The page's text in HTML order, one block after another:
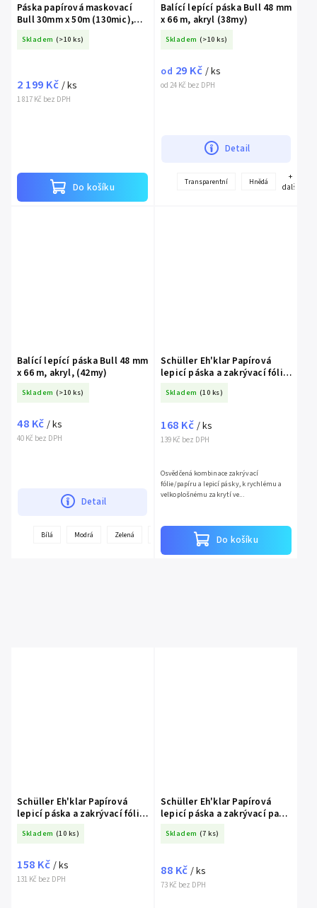
Páska papírová maskovací
Bull 30mm x 50m (130mic),
Skladem (>10 ks)
1 817 Kč bez DPH
2 199 Kč / ks
Do košíku
Balící lepící páska Bull 48 mm
x 66 m, akryl (38my)
Skladem (>10 ks)
od 24 Kč bez DPH
od 29 Kč / ks
Detail
Transparentní Hnědá
+
další
Balící lepící páska Bull 48 mm
x 66 m, akryl, (42my)
Skladem (>10 ks)
40 Kč bez DPH
48 Kč / ks
Detail
Bílá Modrá Zelená Červená Oranžová
+
Schüller Eh'klar Papírová
lepicí páska a zakrývací fólie
Skladem (10 ks)
139 Kč bez DPH
168 Kč / ks
Do košíku
Osvědčená kombinace zakrývací
fólie/papíru a lepicí pásky, k rychlému a
velkoplošnému zakrytí ve...
Schüller Eh'klar Papírová
lepicí páska a zakrývací fólie
Skladem (10 ks)
131 Kč bez DPH
158 Kč / ks
Schüller Eh'klar Papírová
lepicí páska a zakrývací papír
Skladem (7 ks)
73 Kč bez DPH
88 Kč / ks